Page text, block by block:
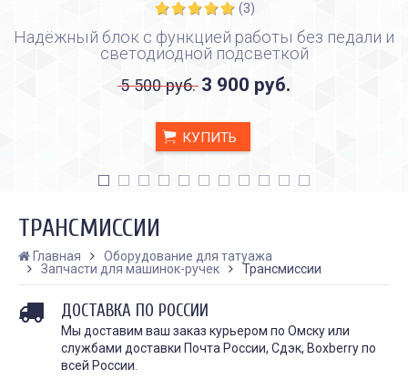
КАК ПРАВИЛЬНО И ДЛЯ ЧЕГО
ДЕЛАТЬ КАРБОНОВЫЙ ПИЛИНГ
Дата:28.02.2024
Карбоновый пилинг – это
инновационная
ЗАЖИВЛЕНИЯ ТАТУ
Дата: 31.01.2024
(3)
Надёжный блок с функцией работы без педали и
светодиодной подсветкой
5 500 руб. 3 900 руб.
КУПИТЬ
ТРАНСМИССИИ
Главная
Оборудование для татуажа
Запчасти для машинок-ручек
Трансмиссии
ДОСТАВКА ПО РОССИИ
Мы доставим ваш заказ курьером по Омску или
службами доставки Почта России, Сдэк, Boxberry по
всей России.